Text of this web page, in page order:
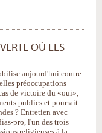
OÙ LES
aujourd'hui contre
préoccupations
de victoire du «oui»,
publics et pourrait
? Entretien avec
pro, l'un des trois